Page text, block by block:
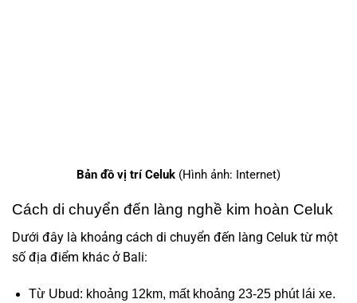
Bản đồ vị trí Celuk (Hình ảnh: Internet)
Cách di chuyển đến làng nghề kim hoàn Celuk
Dưới đây là khoảng cách di chuyển đến làng Celuk từ một
số địa điểm khác ở Bali:
Từ Ubud: khoảng 12km, mất khoảng 23-25 phút lái xe.